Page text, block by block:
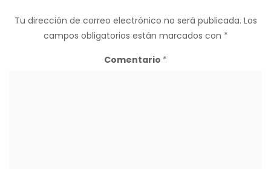
Tu dirección de correo electrónico no será publicada. Los
campos obligatorios están marcados con *
Comentario *